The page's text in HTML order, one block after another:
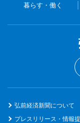
暮らす・働く
弘前経済新聞について
プレスリリース・情報